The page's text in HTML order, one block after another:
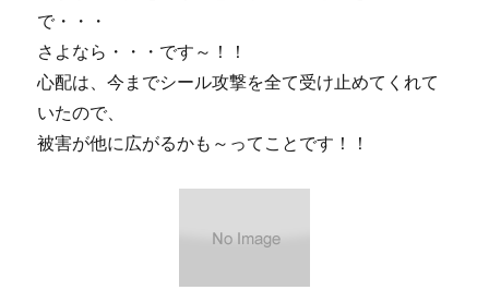
で・・・
さよなら・・・です～！！
心配は、今までシール攻撃を全て受け止めてくれて
いたので、
被害が他に広がるかも～ってことです！！